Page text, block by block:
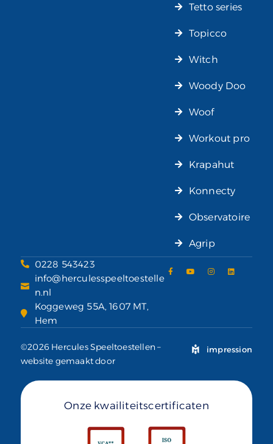
Tetto series
Topicco
Witch
Woody Doo
Woof
Workout pro
Krapahut
Konnecty
Observatoire
Agrip
0228 543423
info@herculesspeeltoestelle
n.nl
Koggeweg 55A, 1607 MT,
Hem
©2026 Hercules Speeltoestellen –
website gemaakt door
impression
Onze kwailiteitscertificaten